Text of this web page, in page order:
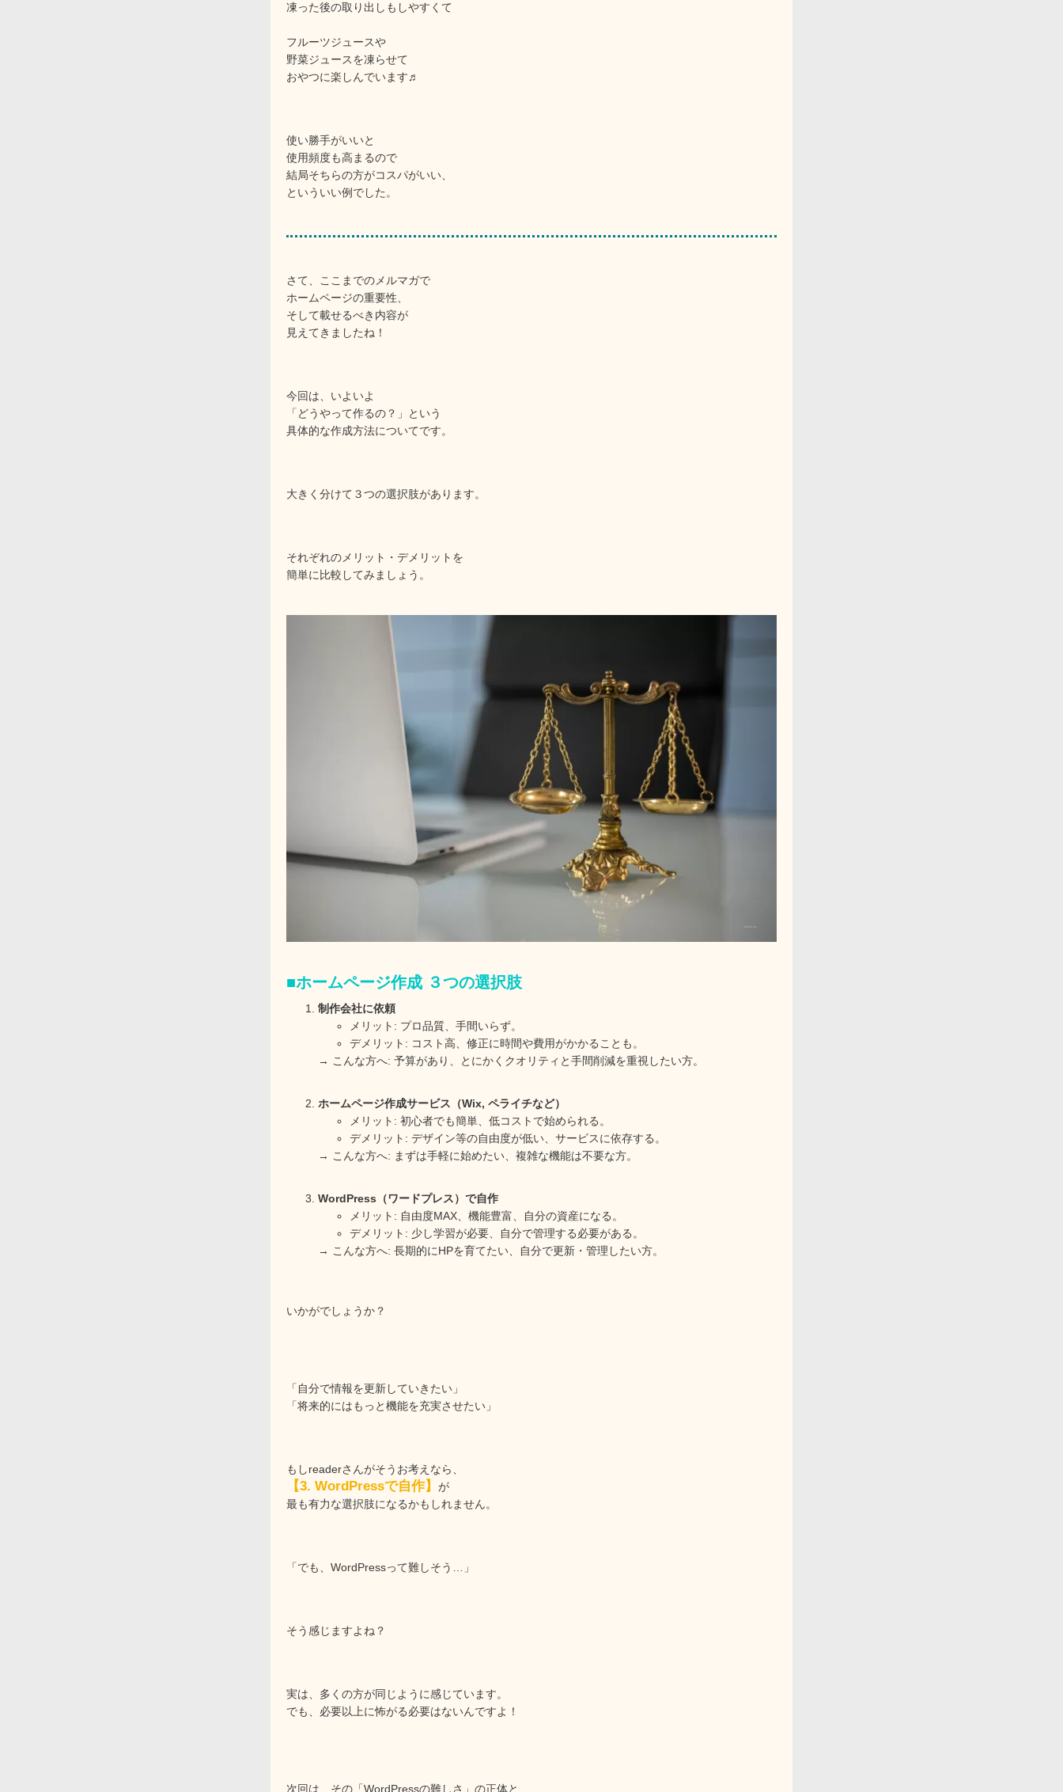
凍った後の取り出しもしやすくて
フルーツジュースや
野菜ジュースを凍らせて
おやつに楽しんでいます♬
使い勝手がいいと
使用頻度も高まるので
結局そちらの方がコスパがいい、
といういい例でした。
さて、ここまでのメルマガで
ホームページの重要性、
そして載せるべき内容が
見えてきましたね！
今回は、いよいよ
「どうやって作るの？」という
具体的な作成方法についてです。
大きく分けて３つの選択肢があります。
それぞれのメリット・デメリットを
簡単に比較してみましょう。
■ホームページ作成 ３つの選択肢
制作会社に依頼
メリット: プロ品質、手間いらず。
デメリット: コスト高、修正に時間や費用がかかることも。
→ こんな方へ: 予算があり、とにかくクオリティと手間削減を重視したい方。
ホームページ作成サービス（Wix, ペライチなど）
メリット: 初心者でも簡単、低コストで始められる。
デメリット: デザイン等の自由度が低い、サービスに依存する。
→ こんな方へ: まずは手軽に始めたい、複雑な機能は不要な方。
WordPress（ワードプレス）で自作
メリット: 自由度MAX、機能豊富、自分の資産になる。
デメリット: 少し学習が必要、自分で管理する必要がある。
→ こんな方へ: 長期的にHPを育てたい、自分で更新・管理したい方。
いかがでしょうか？
「自分で情報を更新していきたい」
「将来的にはもっと機能を充実させたい」
もしreaderさんがそうお考えなら、
【3. WordPressで自作】 が
最も有力な選択肢になるかもしれません。
「でも、WordPressって難しそう…」
そう感じますよね？
実は、多くの方が同じように感じています。
でも、必要以上に怖がる必要はないんですよ！
次回は、その「WordPressの難しさ」の正体と、